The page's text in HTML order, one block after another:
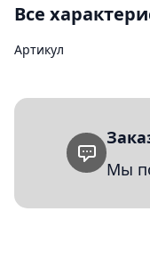
Все
Артикул
Мы